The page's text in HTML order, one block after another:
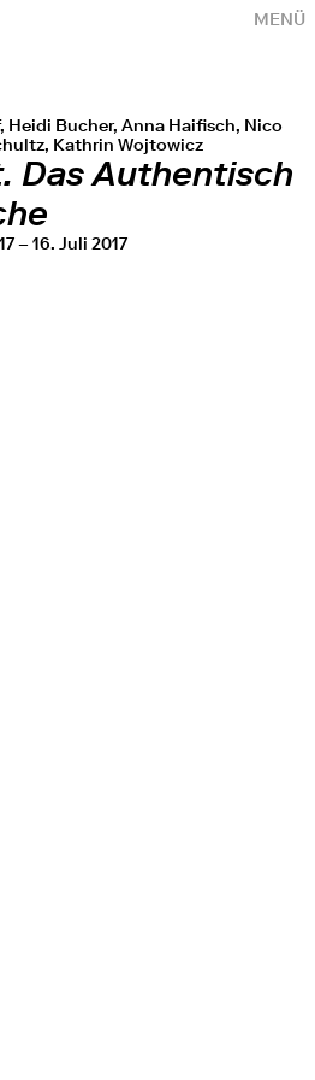
MENÜ
Heidi Bucher, Anna Haifisch, Nico
Kathrin Wojtowicz
Das Authentisch
– 16. Juli 2017